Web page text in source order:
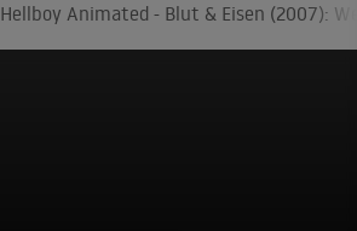
Hellboy Animated - Blut & Eisen (2007):